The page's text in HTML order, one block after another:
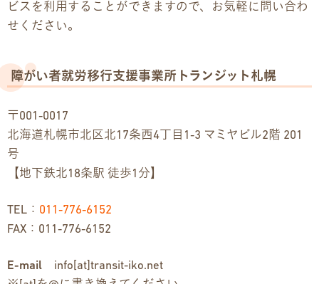
ビスを利用することができますので、お気軽に問い合わ
せください。
障がい者就労移行支援事業所トランジット札幌
〒001-0017
北海道札幌市北区北17条西4丁目1-3 マミヤビル2階 201
号
【地下鉄北18条駅 徒歩1分】
TEL： 011-776-6152
FAX：011-776-6152
E-mail info[at]transit-iko.net